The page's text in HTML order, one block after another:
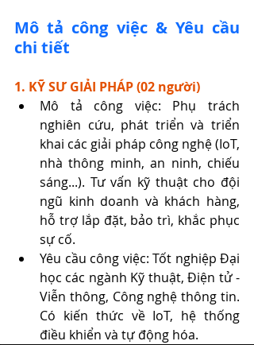
Mô tả công việc & Yêu cầu
chi tiết
1. KỸ SƯ GIẢI PHÁP (02 người)
Mô tả công việc:
Phụ trách
nghiên cứu, phát triển và triển
khai các giải pháp công nghệ (IoT,
nhà thông minh, an ninh, chiếu
sáng...). Tư vấn kỹ thuật cho đội
ngũ kinh doanh và khách hàng,
hỗ trợ lắp đặt, bảo trì, khắc phục
sự cố.
Yêu cầu công việc: Tốt nghiệp Đại
học các ngành Kỹ thuật, Điện tử -
Viễn thông, Công nghệ thông tin.
Có kiến thức về IoT, hệ thống
điều khiển và tự động hóa.